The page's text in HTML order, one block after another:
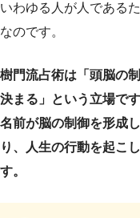
いわゆる人が人である
なのです。
樹門流占術は「頭脳の
決まる」という立場です
名前が脳の制御を形成
り、人生の行動を起こ
す。